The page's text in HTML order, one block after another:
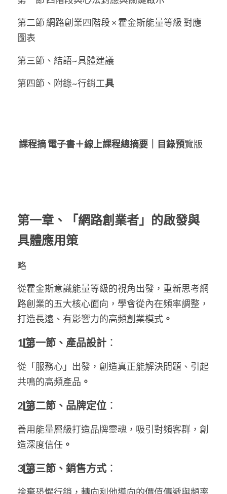
第二節 網路創業四階段 × 霍金斯能量等級 對應
圖表
第三節、結語~具體建議
第四節、附錄~行銷工具
課程摘 電子書＋線上課程總摘要｜目錄預覽版
第一章、「網路創業者」的啟發與
具體應用策
略
從霍金斯意識能量等級的視角出發，重新思考網
路創業的五大核心面向，學會從內在頻率調整，
打造長遠、有影響力的高頻創業模式 。
1️ 第一節、產品設計 ：
從「服務心」出發，創造真正能解決問題、引起
共鳴的高頻產品 。
2️ 第二節、品牌定位 ：
善用能量層級打造品牌靈魂，吸引對頻客群，創
造深度信任 。
3️ 第三節、銷售方式 ：